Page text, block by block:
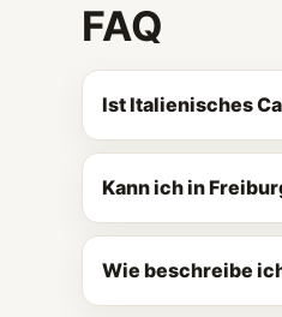
FAQ
Ist Italienisches
Kann ich in
Wie beschreibe